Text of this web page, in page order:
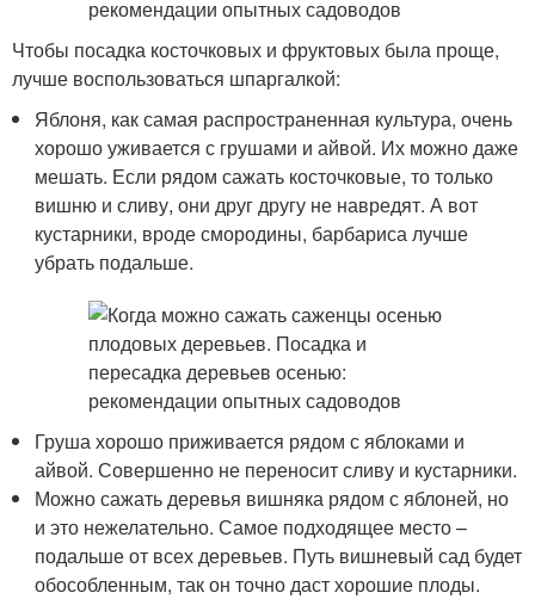
Чтобы посадка косточковых и фруктовых была проще,
лучше воспользоваться шпаргалкой:
Яблоня, как самая распространенная культура, очень
хорошо уживается с грушами и айвой. Их можно даже
мешать. Если рядом сажать косточковые, то только
вишню и сливу, они друг другу не навредят. А вот
кустарники, вроде смородины, барбариса лучше
убрать подальше.
Груша хорошо приживается рядом с яблоками и
айвой. Совершенно не переносит сливу и кустарники.
Можно сажать деревья вишняка рядом с яблоней, но
и это нежелательно. Самое подходящее место –
подальше от всех деревьев. Путь вишневый сад будет
обособленным, так он точно даст хорошие плоды.